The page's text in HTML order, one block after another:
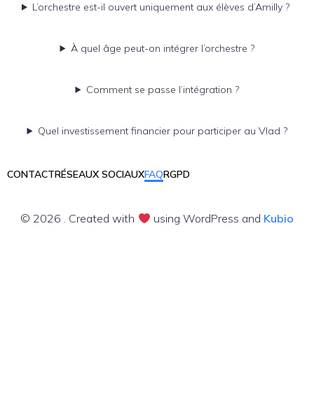
L’orchestre est-il ouvert uniquement aux élèves d’Amilly ?
À quel âge peut-on intégrer l’orchestre ?
Comment se passe l’intégration ?
Quel investissement financier pour participer au Vlad ?
CONTACTRÉSEAUX SOCIAUXFAQRGPD
© 2026 . Created with using WordPress and Kubio